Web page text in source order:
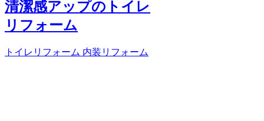
清潔感アップのトイレ
リフォーム
トイレリフォーム 内装リフォーム